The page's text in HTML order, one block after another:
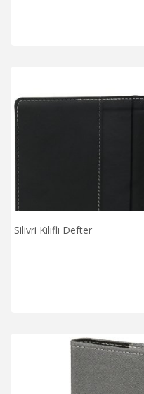
Silivri Kılıflı Defter